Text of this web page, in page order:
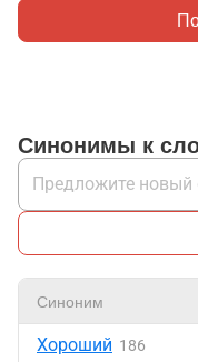
Синонимы к
Синоним
Хороший 186